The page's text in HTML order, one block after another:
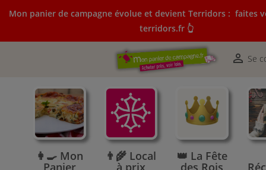
Mon panier de campagne évolue et devient Terridors : faites
terridors.fr 👆
 Se
Mon panier de campagne évolue et devient Terridors:
courses sur terridors.fr 👆
👩‍🍳 Mon
Panier
👨‍🌾 Local
à prix
👑 La Fête
des Rois